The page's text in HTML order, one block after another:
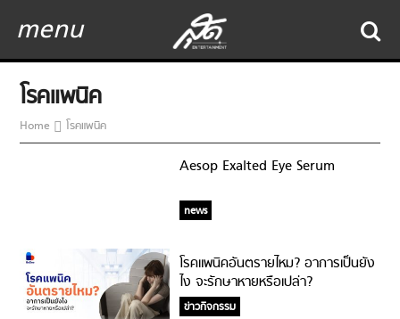
menu
โรคแพนิค
Home โรคแพนิค
Aesop Exalted Eye Serum
news
โรคแพนิคอันตรายไหม? อาการเป็นยัง
ไง จะรักษาหายหรือเปล่า?
ข่าวกิจกรรม